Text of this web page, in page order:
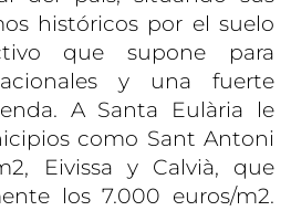
históricos por el suelo
que supone para
y una fuerte
A Santa Eulària le
como Sant Antoni
Eivissa y Calvià, que
los 7.000 euros/m2.